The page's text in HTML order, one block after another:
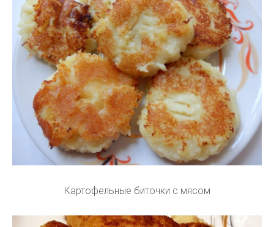
Картофельные биточки с мясом